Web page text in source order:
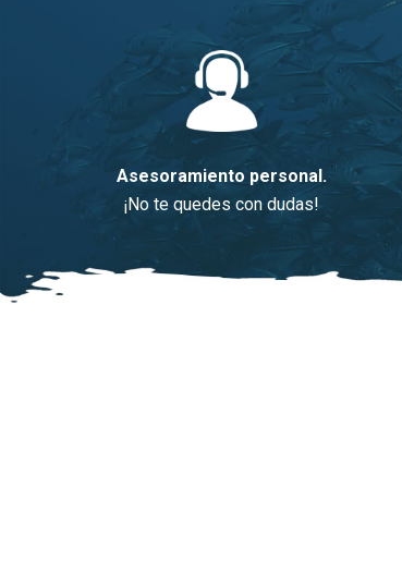
Asesoramiento personal.
¡No te quedes con dudas!